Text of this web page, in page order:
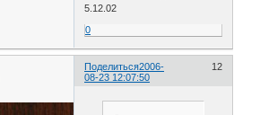
5.12.02
0
Поделиться 12
2006-
08-23 12:07:50